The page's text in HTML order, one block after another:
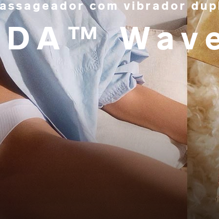
com vibrador